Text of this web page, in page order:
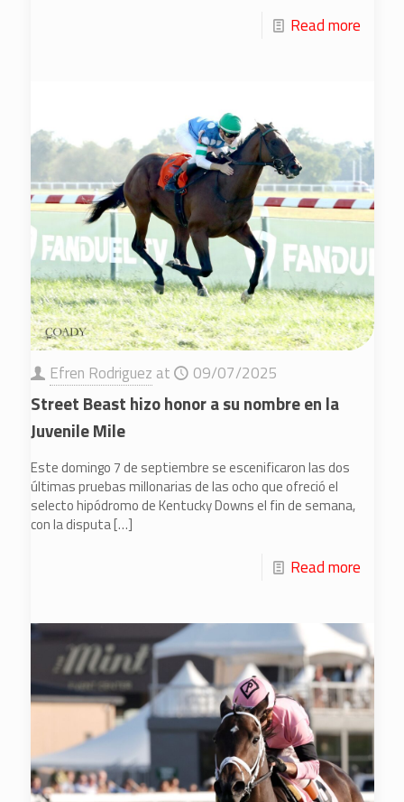
Read more
Efren Rodriguez at 09/07/2025
Street Beast hizo honor a su nombre en la
Juvenile Mile
Este domingo 7 de septiembre se escenificaron las dos
últimas pruebas millonarias de las ocho que ofreció el
selecto hipódromo de Kentucky Downs el fin de semana,
con la disputa[…]
Read more